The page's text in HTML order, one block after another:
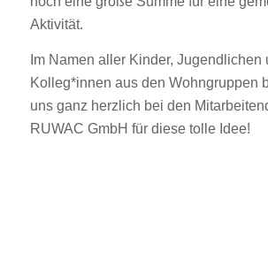
Aktivität.
Im Namen aller Kinder, Jugendlichen
Kolleg*innen aus den Wohngruppen
uns ganz herzlich bei den
RUWAC GmbH für diese tolle Idee!